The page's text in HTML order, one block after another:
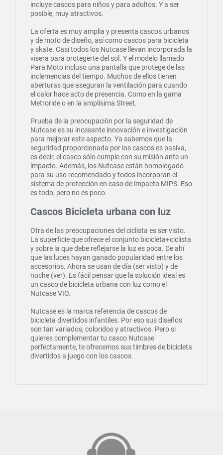
incluye cascos para niños y para adultos. Y a ser
posible, muy atractivos.
La oferta es muy amplia y presenta cascos urbanos
y de moto de diseño, así como cascos para bicicleta
y skate. Casi todos los Nutcase llevan incorporada la
visera para protegerte del sol. Y el modelo llamado
Para Moto incluso una pantalla que protege de las
inclemencias del tiempo. Muchos de ellos tienen
aberturas que aseguran la ventilación para cuando
el calor hace acto de presencia. Como en la gama
Metroride o en la amplísima Street.
Prueba de la preocupación por la seguridad de
Nutcase es su incesante innovación e investigación
para mejorar este aspecto. Ya sabemos que la
seguridad proporcionada por los cascos es pasiva,
es decir, el casco sólo cumple con su misión ante un
impacto. Además, los Nutcase están homologado
para su uso recomendado y todos incorporan el
sistema de protección en caso de impacto MIPS. Eso
es todo, pero no es poco.
Cascos Bicicleta urbana con luz
Otra de las preocupaciones del ciclista es ser visto.
La superficie que ofrece el conjunto bicicleta+ciclista
y sobre la que debe reflejarse la luz es poca. De ahí
que las luces hayan ganado popularidad entre los
accesorios. Ahora se usan de día (ser visto) y de
noche (ver). Es fácil pensar que la solución ideal es
un casco de bicicleta urbana con luz como el
Nutcase VIO.
Nutcase es la marca referencia de cascos de
bicicleta divertidos infantiles. Por eso sus diseños
son tan variados, coloridos y atractivos. Pero si
quieres complementar tu casco Nutcase
perfectamente, te ofrecemos sus timbres de bicicleta
divertidos a juego con los cascos.